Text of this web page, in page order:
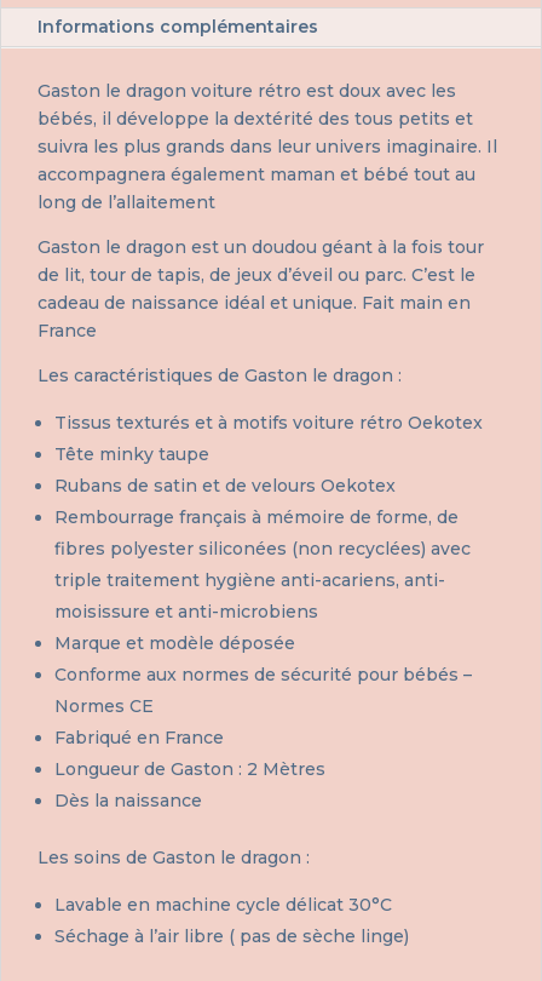
Informations complémentaires
Gaston le dragon voiture rétro est doux avec les
bébés, il développe la dextérité des tous petits et
suivra les plus grands dans leur univers imaginaire. Il
accompagnera également maman et bébé tout au
long de l’allaitement
Gaston le dragon est un doudou géant à la fois tour
de lit, tour de tapis, de jeux d’éveil ou parc. C’est le
cadeau de naissance idéal et unique. Fait main en
France
Les caractéristiques de Gaston le dragon :
Tissus texturés et à motifs voiture rétro Oekotex
Tête minky taupe
Rubans de satin et de velours Oekotex
Rembourrage français à mémoire de forme, de
fibres polyester siliconées (non recyclées) avec
triple traitement hygiène anti-acariens, anti-
moisissure et anti-microbiens
Marque et modèle déposée
Conforme aux normes de sécurité pour bébés –
Normes CE
Fabriqué en France
Longueur de Gaston : 2 Mètres
Dès la naissance
Les soins de Gaston le dragon :
Lavable en machine cycle délicat 30°C
Séchage à l’air libre ( pas de sèche linge)